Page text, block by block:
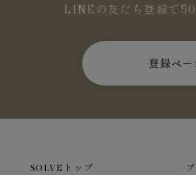
LINEの友だち登録で
登録ペー
SOLVEトップ